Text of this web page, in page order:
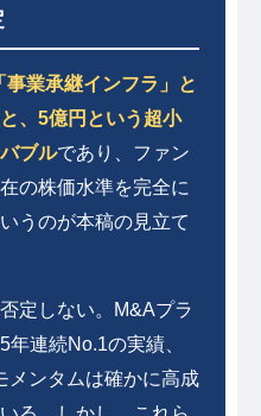
事業承継インフラ」と
、5億円という超小
ブルであり、ファン
の株価水準を完全に
うのが本稿の見立て
定しない。M&Aプラ
連続No.1の実績、
メンタムは確かに高成